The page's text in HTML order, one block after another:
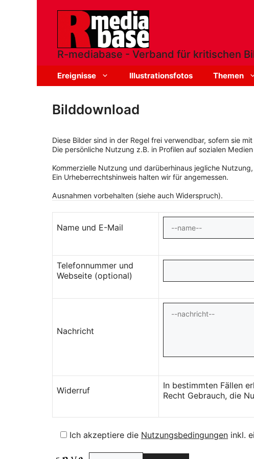
R-mediabase - Verband für kritischen
Ereignisse Illustrationsfotos Themen
Bilddownload
Diese Bilder sind in der Regel frei verwendbar, sofern sie
Die persönliche Nutzung z.B. in Profilen auf sozialen
Kommerzielle Nutzung und darüberhinaus jegliche
Ein Urheberrechtshinweis halten wir für angemessen.
Ausnahmen vorbehalten (siehe auch Widerspruch).
Name und E-Mail
Telefonnummer und
Webseite (optional)
Nachricht
Widerruf
In bestimmten Fällen
Recht Gebrauch, die
Ich akzeptiere die Nutzungsbedingungen inkl.